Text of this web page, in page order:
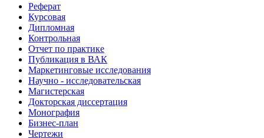
Реферат
Курсовая
Дипломная
Контрольная
Отчет по практике
Публикация в ВАК
Маркетинговые исследования
Научно - исследовательская
Магистерская
Докторская диссертация
Монография
Бизнес-план
Чертежи